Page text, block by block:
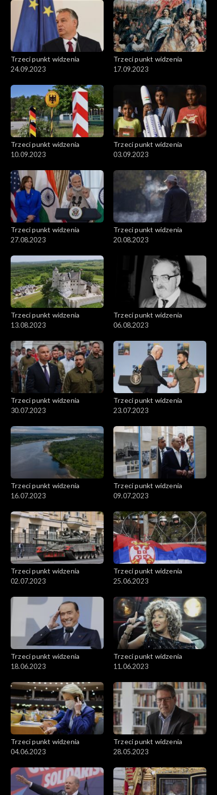
Trzeci punkt widzenia
24.09.2023
Trzeci punkt widzenia
17.09.2023
Trzeci punkt widzenia
10.09.2023
Trzeci punkt widzenia
03.09.2023
Trzeci punkt widzenia
27.08.2023
Trzeci punkt widzenia
20.08.2023
Trzeci punkt widzenia
13.08.2023
Trzeci punkt widzenia
06.08.2023
Trzeci punkt widzenia
30.07.2023
Trzeci punkt widzenia
23.07.2023
Trzeci punkt widzenia
16.07.2023
Trzeci punkt widzenia
09.07.2023
Trzeci punkt widzenia
02.07.2023
Trzeci punkt widzenia
25.06.2023
Trzeci punkt widzenia
18.06.2023
Trzeci punkt widzenia
11.06.2023
Trzeci punkt widzenia
04.06.2023
Trzeci punkt widzenia
28.05.2023